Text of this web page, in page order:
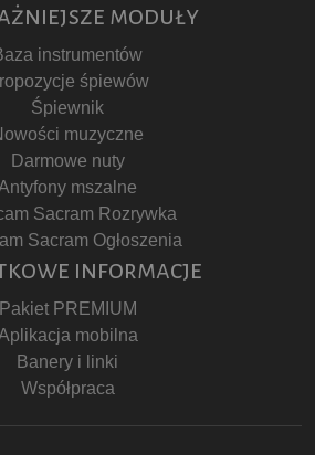
moduły
instrumentów
śpiewów
Śpiewnik
muzyczne
Darmowe nuty
mszalne
Sacram Rozrywka
Sacram Ogłoszenia
informacje
Pakiet PREMIUM
mobilna
Banery i linki
Współpraca